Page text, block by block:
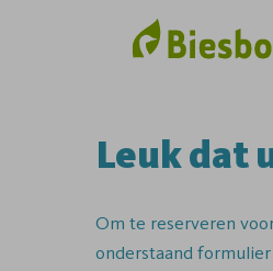
Leuk dat
Om te reserveren
onderstaand